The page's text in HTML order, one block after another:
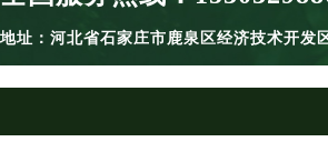
地址：河北省石家庄市鹿泉区经济技术开发